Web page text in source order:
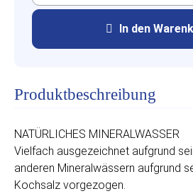
In den
Produktbeschreibung
NATÜRLICHES MINERALWASSER
Vielfach ausgezeichnet aufgrund
anderen Mineralwässern aufgrund
Kochsalz vorgezogen.